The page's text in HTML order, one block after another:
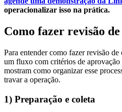
operacionalizar isso na prática.
Como fazer revisão
Para entender como fazer revisão de
um fluxo com critérios de aprovação
mostram como organizar esse
travar a operação.
1) Preparação e coleta